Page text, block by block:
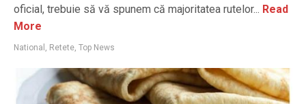
oficial, trebuie să vă spunem că majoritatea rutelor... Read
More
National , Retete, Top News